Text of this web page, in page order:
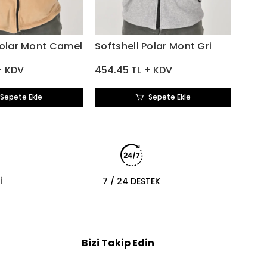
Mont Camel
KDV
Sepete Ekle
Softshell Polar Mont Gri
454.45 TL + KDV
Sepete Ekle
7 / 24 DESTEK
Bizi Takip Edin